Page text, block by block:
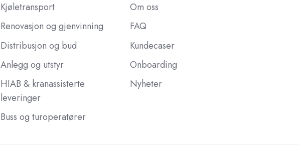
Kjøletransport
Renovasjon og gjenvinning
Distribusjon og bud
Anlegg og utstyr
HIAB & kranassisterte
leveringer
Buss og turoperatører
Om oss
FAQ
Kundecaser
Onboarding
Nyheter